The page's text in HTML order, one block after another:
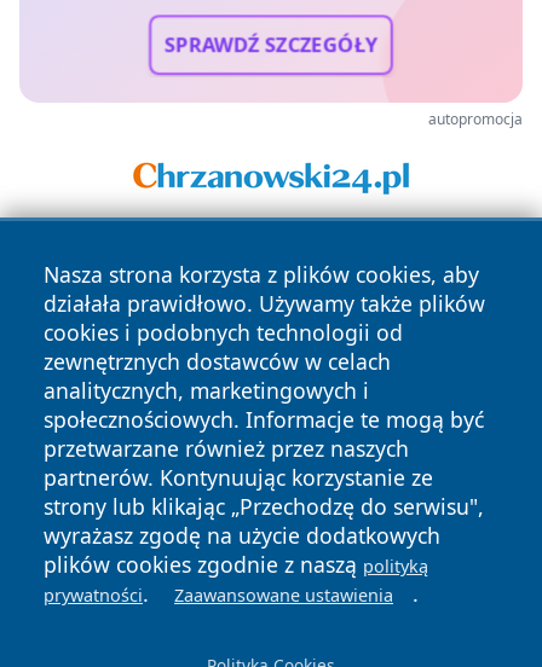
SPRAWDŹ SZCZEGÓŁY
autopromocja
Nasza strona korzysta z plików cookies, aby
działała prawidłowo. Używamy także plików
cookies i podobnych technologii od
zewnętrznych dostawców w celach
analitycznych, marketingowych i
społecznościowych. Informacje te mogą być
przetwarzane również przez naszych
partnerów. Kontynuując korzystanie ze
strony lub klikając „Przechodzę do serwisu",
wyrażasz zgodę na użycie dodatkowych
plików cookies zgodnie z naszą polityką
prywatności. Zaawansowane ustawienia .
Copyright © 2026 tuzamosc.pl Wszystkie prawa zastrzeżone.
News Autorzy
Polityka
Prywatności
Polityka
Cookies